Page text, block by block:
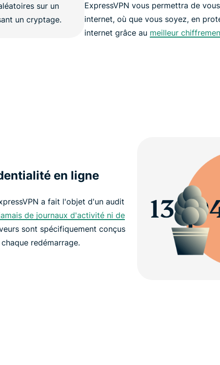
ExpressVPN vous permettra de
internet, où que vous soyez, en
internet grâce au meilleur
en ligne
a fait l'objet d'un audit
de journaux d'activité ni de
sont spécifiquement conçus
redémarrage.